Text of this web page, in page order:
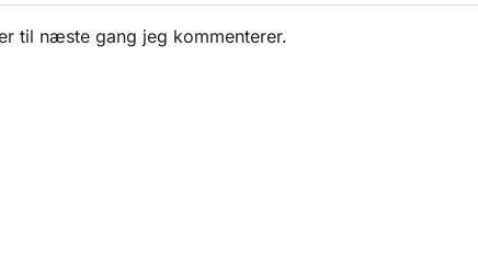
til næste gang jeg kommenterer.